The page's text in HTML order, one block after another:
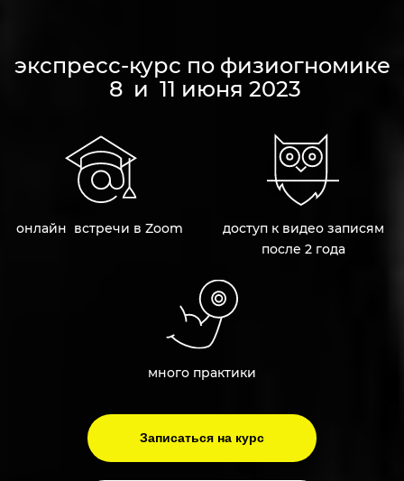
экспресс-курс по физиогномике
8 и 11 июня 2023
онлайн встречи в Zoom
доступ к видео записям
после 2 года
много практики
Записаться на курс